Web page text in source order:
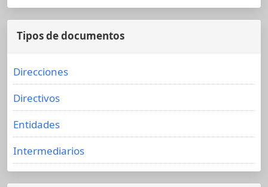
Tipos de documentos
Direcciones
Directivos
Entidades
Intermediarios